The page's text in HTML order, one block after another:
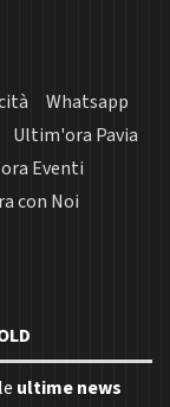
Whatsapp
Ultim'ora Pavia
Eventi
con Noi
ultime news